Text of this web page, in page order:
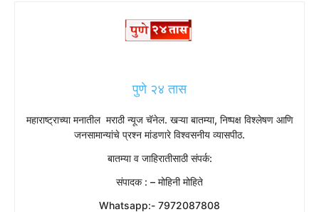
पुणे २४ तास
महाराष्ट्राच्या मनातील मराठी न्यूज चॅनेल. खऱ्या बातम्या, निष्पक्ष विश्लेषण आणि
जनसामान्यांचे प्रश्न मांडणारे विश्वसनीय व्यासपीठ.
बातम्या व जाहिरातीसाठी संपर्क:
संपादक : – मोहिनी मोहिते
Whatsapp:- 7972087808